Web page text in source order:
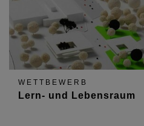
WETTBEWERB
Lern- und Lebensraum